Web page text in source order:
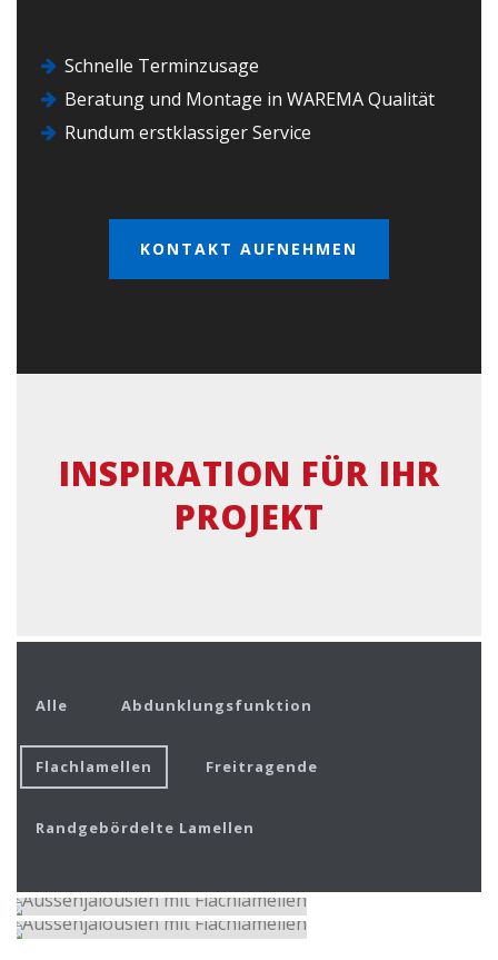
Schnelle Terminzusage
Beratung und Montage in WAREMA Qualität
Rundum erstklassiger Service
KONTAKT AUFNEHMEN
INSPIRATION FÜR IHR
PROJEKT
Alle Abdunklungsfunktion
Flachlamellen Freitragende
Randgebördelte Lamellen